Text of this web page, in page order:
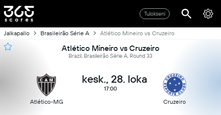
Tulokseni
Jalkapallo Brasileirão Série A Atlético Mineiro vs Cruzeiro
Atlético Mineiro vs Cruzeiro
Brazil, Brasileirão Série A, Round 33
Atlético-MG
kesk., 28. loka
17:00
Cruzeiro